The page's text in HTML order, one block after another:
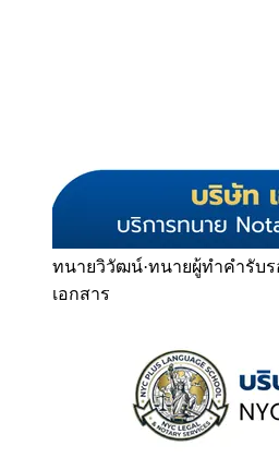
ทนายวิวัฒน์·ทนายผู้ทำคำรับ
เอกสาร